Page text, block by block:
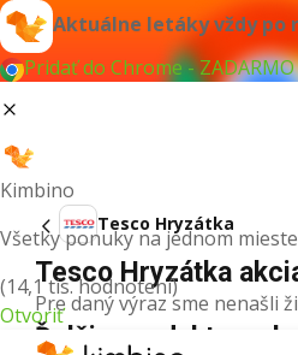
Aktuálne letáky vždy po
Pridať do Chrome - ZADARMO
Kimbino
Všetky ponuky na jednom mieste
(14,1 tis. hodnotení)
Otvoriť
Tesco Hryzátka
Tesco Hryzátka
Pre daný výraz sme nenašli
Ďalšie produkty v